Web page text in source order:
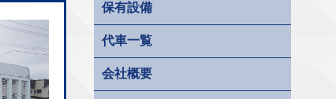
保有設備
代車一覧
会社概要